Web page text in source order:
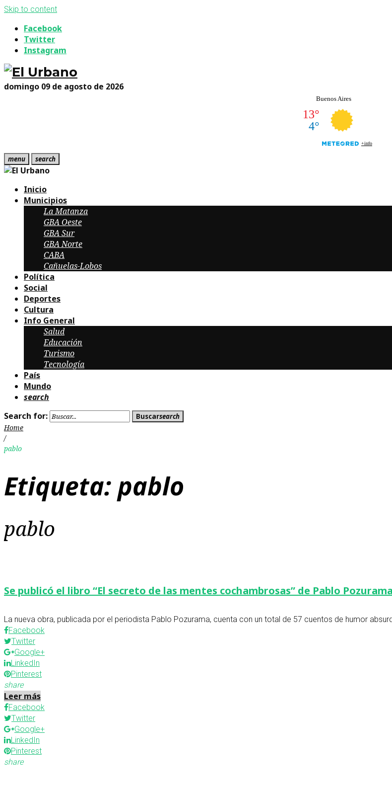
Skip to content
Facebook
Twitter
Instagram
domingo 09 de agosto de 2026
menu search
Inicio
Municipios
La Matanza
GBA Oeste
GBA Sur
GBA Norte
CABA
Cañuelas-Lobos
Política
Social
Deportes
Cultura
Info General
Salud
Educación
Turismo
Tecnología
País
Mundo
search
Search for:
Buscarsearch
Home
/
pablo
Etiqueta: pablo
pablo
Se publicó el libro “El secreto de las mentes cochambrosas” de Pablo Pozurama
La nueva obra, publicada por el periodista Pablo Pozurama, cuenta con un total de 57 cuentos de humor
Facebook
Twitter
Google+
LinkedIn
Pinterest
share
Leer más
Facebook
Twitter
Google+
LinkedIn
Pinterest
share